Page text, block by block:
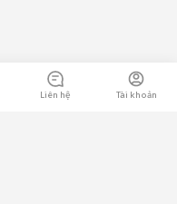
Liên hệ Tài khoản